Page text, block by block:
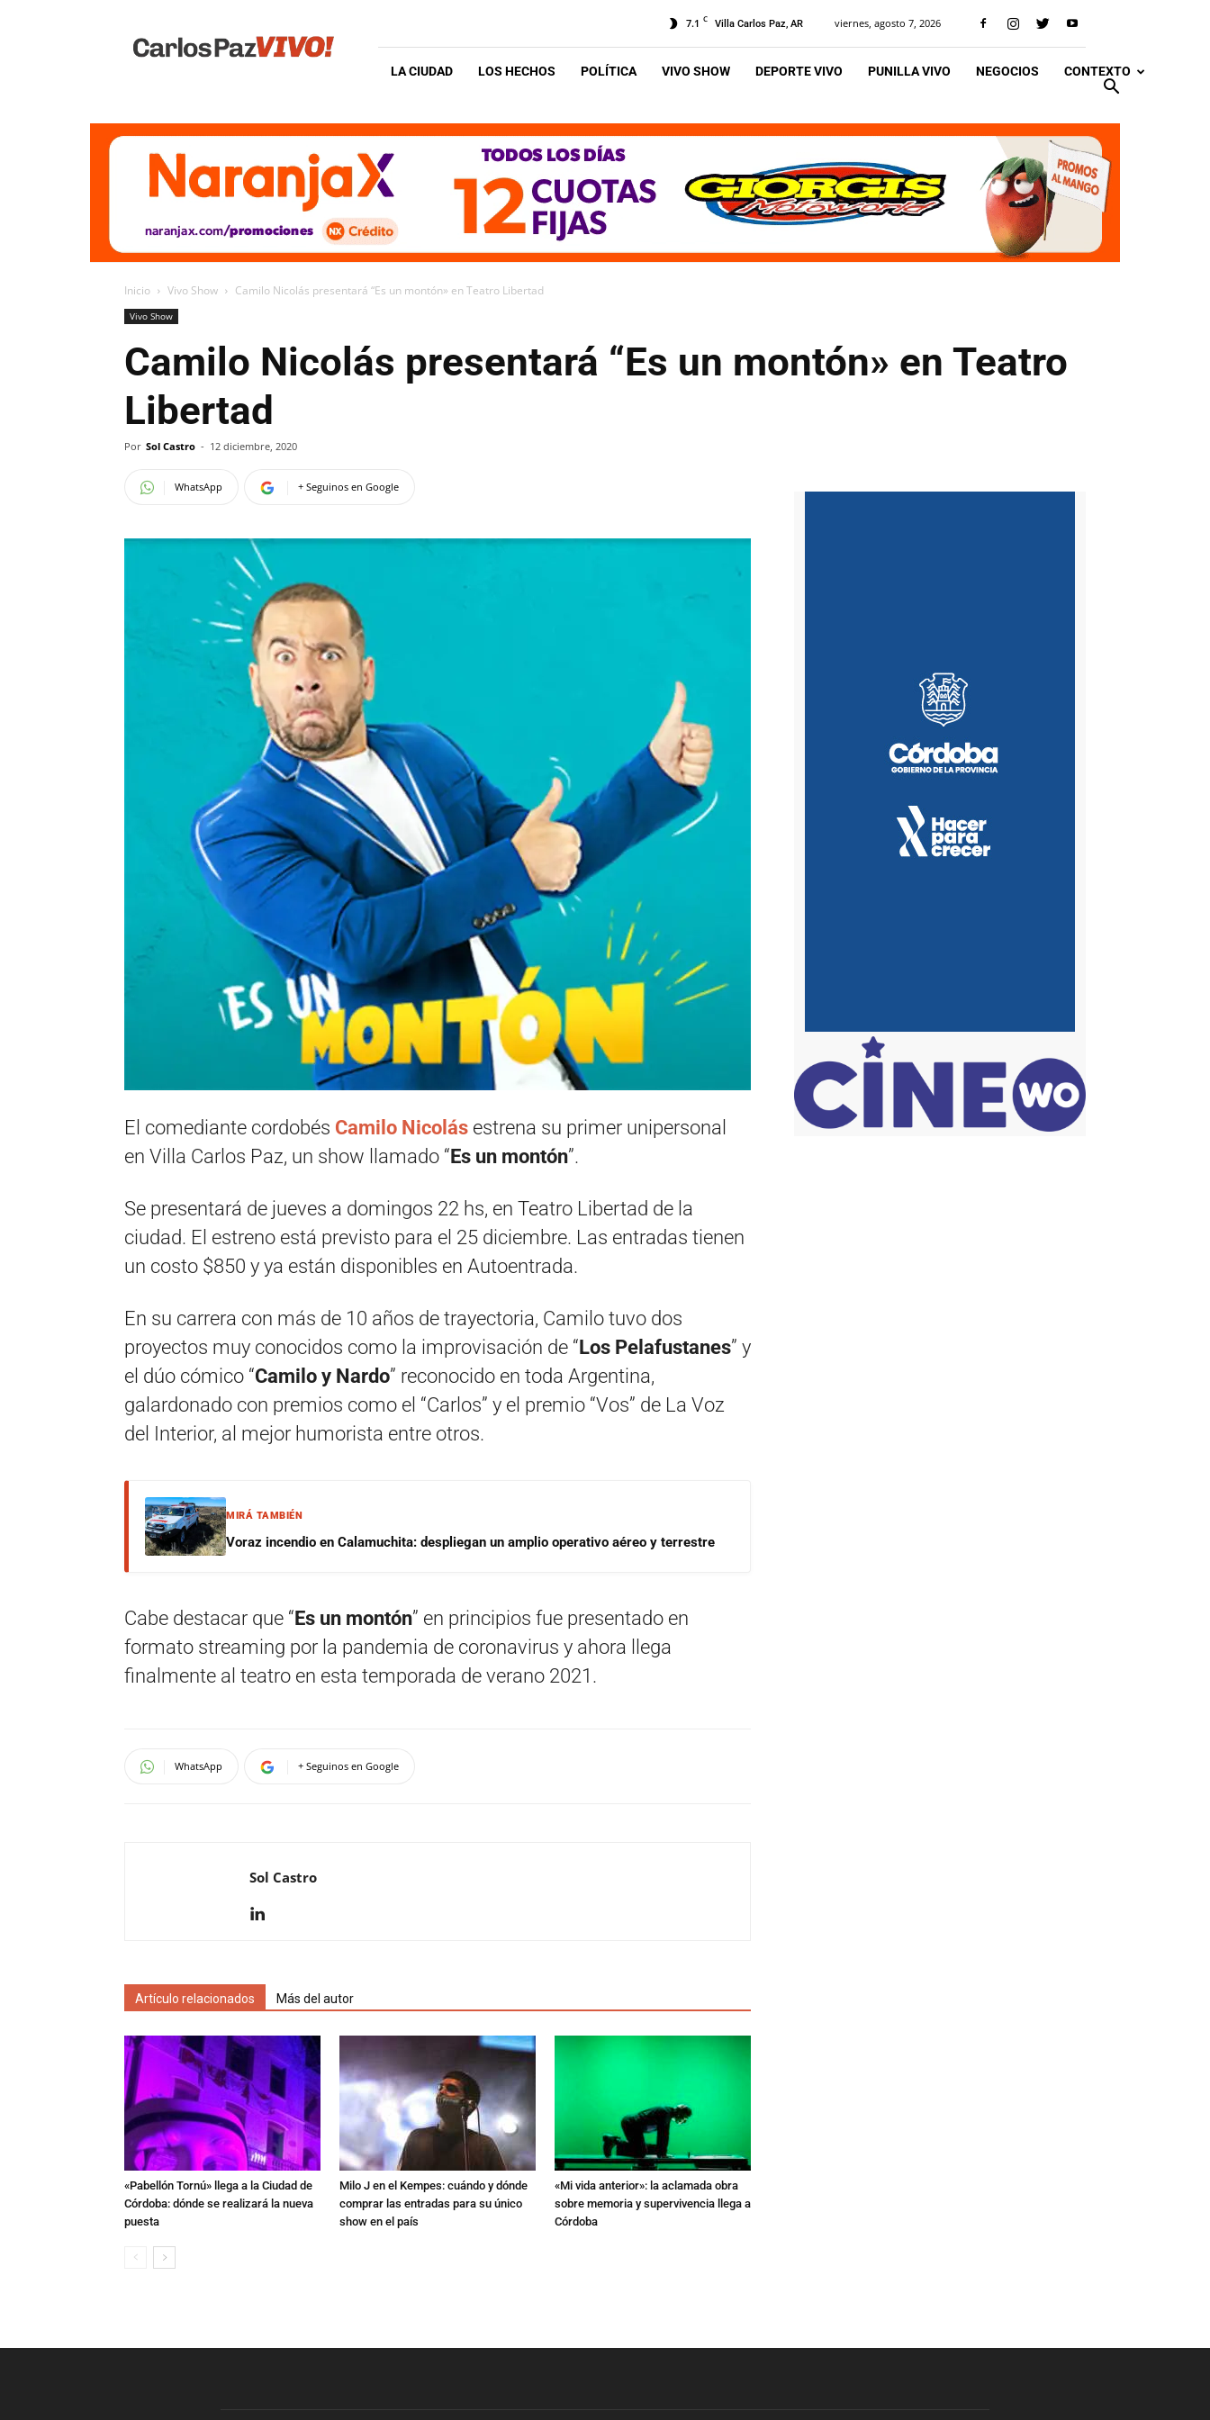
Vivo
7.1 C Villa Carlos Paz, AR viernes, agosto 7, 2026
LA CIUDAD LOS HECHOS POLÍTICA VIVO SHOW DEPORTE VIVO PUNILLA VIVO NEGOCIOS CONTEXTO
Inicio Vivo Show Camilo Nicolás presentará “Es un montón» en Teatro Libertad
Vivo Show
Camilo Nicolás presentará “Es un montón» en Teatro
Libertad
Por Sol Castro - 12 diciembre, 2020
WhatsApp + Seguinos en Google
El comediante cordobés Camilo Nicolás estrena su primer unipersonal
en Villa Carlos Paz, un show llamado “Es un montón”.
Se presentará de jueves a domingos 22 hs, en Teatro Libertad de la
ciudad. El estreno está previsto para el 25 diciembre. Las entradas tienen
un costo $850 y ya están disponibles en Autoentrada.
En su carrera con más de 10 años de trayectoria, Camilo tuvo dos
proyectos muy conocidos como la improvisación de “Los Pelafustanes” y
el dúo cómico “Camilo y Nardo” reconocido en toda Argentina,
galardonado con premios como el “Carlos” y el premio “Vos” de La Voz
del Interior, al mejor humorista entre otros.
MIRÁ TAMBIÉN
Voraz incendio en Calamuchita: despliegan un amplio operativo aéreo y terrestre
Cabe destacar que “Es un montón” en principios fue presentado en
formato streaming por la pandemia de coronavirus y ahora llega
finalmente al teatro en esta temporada de verano 2021.
WhatsApp + Seguinos en Google
Sol Castro
Artículo relacionados Más del autor
«Pabellón Tornú» llega a la Ciudad de
Córdoba: dónde se realizará la nueva
puesta
Milo J en el Kempes: cuándo y dónde
comprar las entradas para su único
show en el país
«Mi vida anterior»: la aclamada obra
sobre memoria y supervivencia llega a
Córdoba